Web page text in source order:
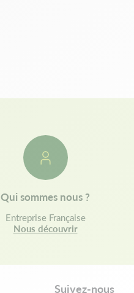
Qui sommes nous ?
Entreprise Française
Nous découvrir
Suivez-nous